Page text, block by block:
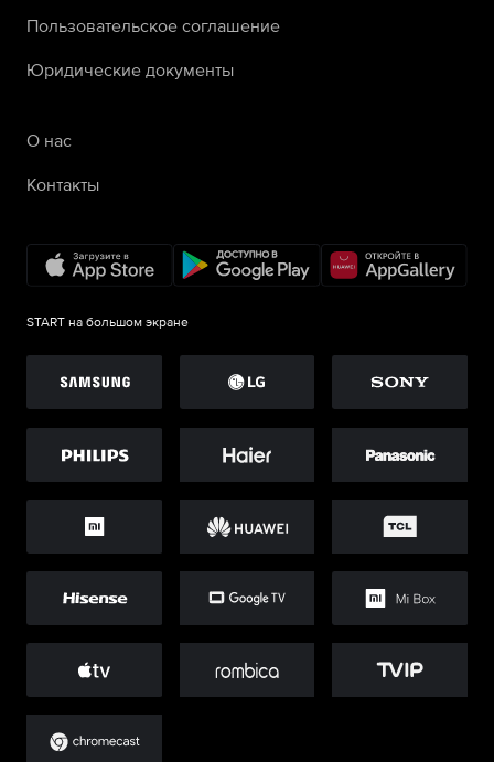
Пользовательское соглашение
Юридические документы
О нас
Контакты
START на большом экране